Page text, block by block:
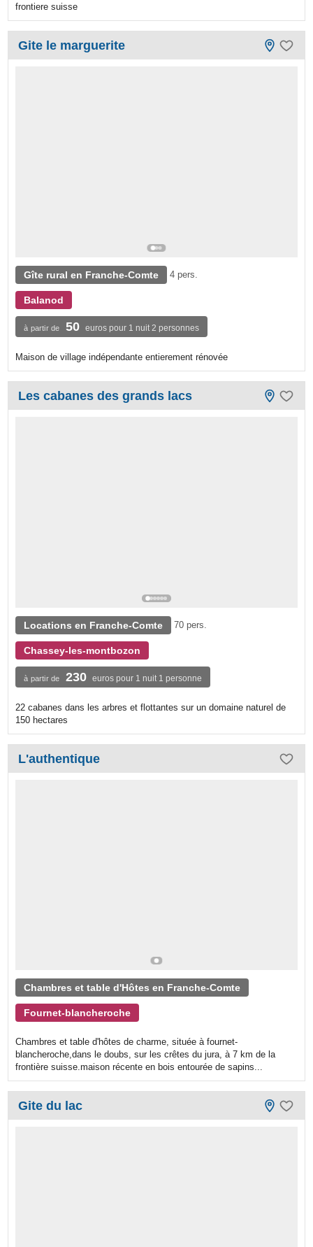
frontiere suisse
Gite le marguerite
Gîte rural en Franche-Comte 4 pers.
Balanod
à partir de 50 euros pour 1 nuit 2 personnes
Maison de village indépendante entierement rénovée
Les cabanes des grands lacs
Locations en Franche-Comte 70 pers.
Chassey-les-montbozon
à partir de 230 euros pour 1 nuit 1 personne
22 cabanes dans les arbres et flottantes sur un domaine naturel de
150 hectares
L'authentique
Chambres et table d'Hôtes en Franche-Comte
Fournet-blancheroche
Chambres et table d'hôtes de charme, située à fournet-
blancheroche,dans le doubs, sur les crêtes du jura, à 7 km de la
frontière suisse.maison récente en bois entourée de sapins...
Gite du lac